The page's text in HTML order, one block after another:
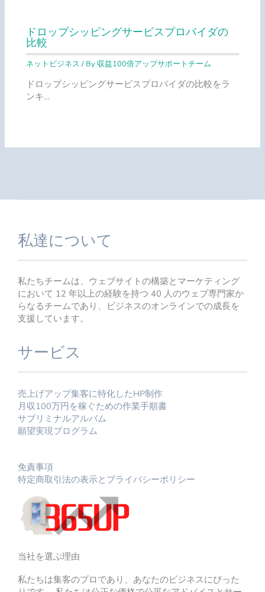
ドロップシッピングサービスプロバイダの
比較
ネットビジネス / By 収益100倍アップサポートチーム
ドロップシッピングサービスプロバイダの比較をラ
ンキ…
私達について
私たちチームは、ウェブサイトの構築とマーケティング
において 12 年以上の経験を持つ 40 人のウェブ専門家か
らなるチームであり、ビジネスのオンラインでの成長を
支援しています。
サービス
売上げアップ集客に特化したHP制作
月収100万円を稼ぐための作業手順書
サブリミナルアルバム
願望実現プログラム
免責事項
特定商取引法の表示とプライバシーポリシー
当社を選ぶ理由
私たちは集客のプロであり、あなたのビジネスにぴった